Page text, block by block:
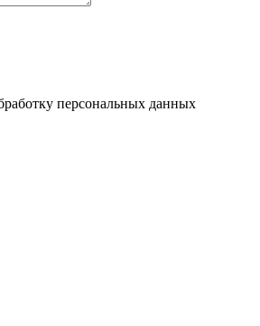
персональных данных